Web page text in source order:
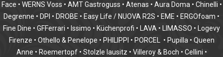
Face • WERNS Voss • AMT Gastroguss • Atenas • Aura Doma • Chinelli •
Degrenne • DPI • DROBE • Easy Life / NUOVA R2S • EME • ERGOfoam •
Fine Dine • GFFerrari • Issimo • Küchenprofi • LAVA • LIMASSO • Logevy
Firenze • Othello & Penelope • PHILIPPI • PORCEL • Pupilla • Queen
Anne • Roemertopf • Stolzle lausitz • Villeroy & Boch • Cellini •